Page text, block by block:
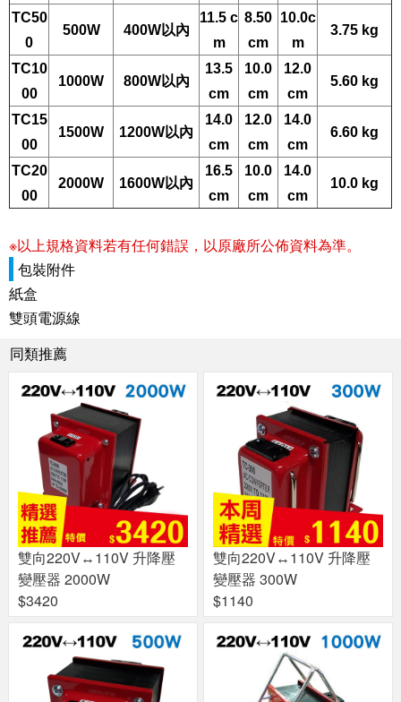
TC50
0
500W 400W以內
11.5 c
m
8.50
cm
10.0c
m
3.75 kg
TC10
00
1000W 800W以內
13.5
cm
10.0
cm
12.0
cm
5.60 kg
TC15
00
1500W 1200W以內
14.0
cm
12.0
cm
14.0
cm
6.60 kg
TC20
00
2000W 1600W以內
16.5
cm
10.0
cm
14.0
cm
10.0 kg
※以上規格資料若有任何錯誤，以原廠所公佈資料為準。
包裝附件
紙盒
雙頭電源線
同類推薦
雙向220V↔110V 升降壓
變壓器 2000W
$3420
雙向220V↔110V 升降壓
變壓器 300W
$1140